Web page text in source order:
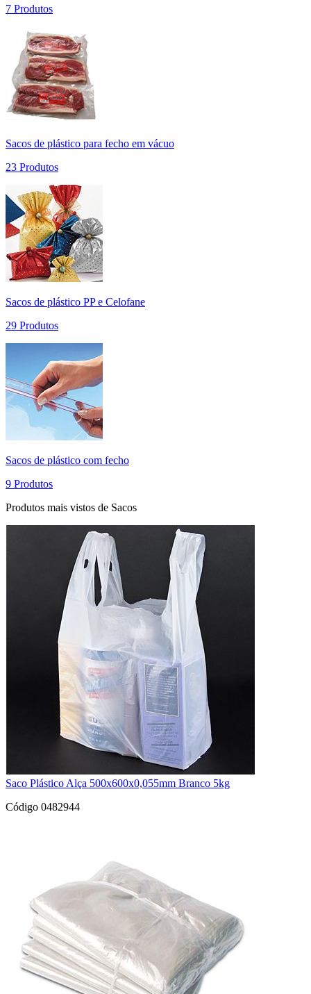
7 Produtos
Sacos de plástico para fecho em vácuo
23 Produtos
Sacos de plástico PP e Celofane
29 Produtos
Sacos de plástico com fecho
9 Produtos
Produtos mais vistos de Sacos
Saco Plástico Alça 500x600x0,055mm Branco 5kg
Código 0482944